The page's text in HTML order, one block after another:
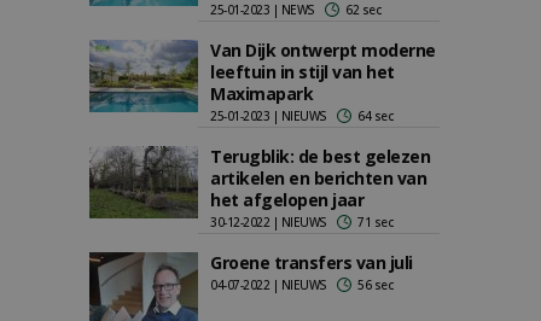
25-01-2023 | NEWS 62 sec
Van Dijk ontwerpt moderne
leeftuin in stijl van het
Maximapark
25-01-2023 | NIEUWS 64 sec
Terugblik: de best gelezen
artikelen en berichten van
het afgelopen jaar
30-12-2022 | NIEUWS 71 sec
Groene transfers van juli
04-07-2022 | NIEUWS 56 sec